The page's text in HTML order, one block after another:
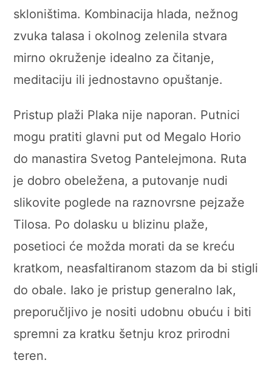
skloništima. Kombinacija hlada, nežnog
zvuka talasa i okolnog zelenila stvara
mirno okruženje idealno za čitanje,
meditaciju ili jednostavno opuštanje.
Pristup plaži Plaka nije naporan. Putnici
mogu pratiti glavni put od Megalo Horio
do manastira Svetog Pantelejmona. Ruta
je dobro obeležena, a putovanje nudi
slikovite poglede na raznovrsne pejzaže
Tilosa. Po dolasku u blizinu plaže,
posetioci će možda morati da se kreću
kratkom, neasfaltiranom stazom da bi stigli
do obale. Iako je pristup generalno lak,
preporučljivo je nositi udobnu obuću i biti
spremni za kratku šetnju kroz prirodni
teren.